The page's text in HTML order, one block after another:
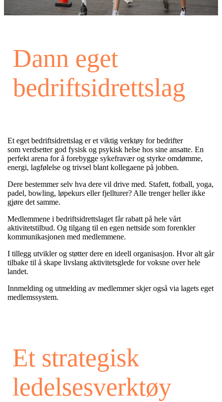
Dann eget
bedriftsidrettslag
Et eget bedriftsidrettslag eret viktig verktøy for bedrifter
som verdsetter god fysisk og psykisk helse hos sine ansatte. En
perfekt arena for å forebygge sykefravær og styrke omdømme,
energi, lagfølelse og trivsel blant kollegaene på jobben.
Dere bestemmer selv hva dere vil drive med. Stafett, fotball, yoga,
padel, bowling, løpekurs eller fjellturer? Alle trenger heller ikke
gjøre det samme.
Medlemmene i bedriftsidrettslaget får rabatt på hele vårt
aktivitetstilbud. Og tilgang til en egen nettside som forenkler
kommunikasjonen med medlemmene.
I tillegg utvikler og støtter dere en ideell organisasjon. Hvor alt går
tilbake til å skape livslang aktivitetsglede for voksne over hele
landet.
Innmelding og utmelding av medlemmer skjer også via lagets eget
medlemssystem.
Et strategisk
ledelsesverktøy